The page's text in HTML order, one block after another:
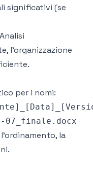
significativi (se
l'organizzazione
per i nomi:
07_finale.docx
la